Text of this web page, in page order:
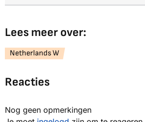
Lees meer over:
Netherlands W
Reacties
Nog geen opmerkingen